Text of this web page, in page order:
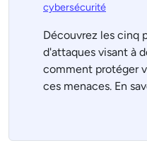
cybersécurité
Découvrez les cinq
d'attaques visant à
comment protéger
ces menaces. En